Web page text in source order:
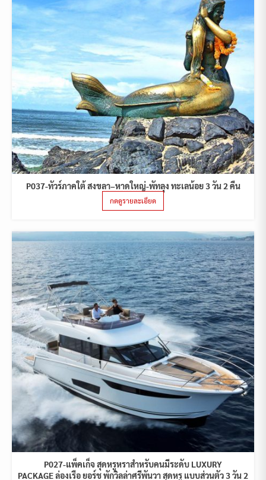
P037-ทัวร์ภาคใต้ สงขลา–หาดใหญ่-พัทลุง ทะเลน้อย 3 วัน 2 คืน
กดดูรายละเอียด
P027-แพ็คเก็จ สุดหรูหราสำหรับคนมีระดับ LUXURY
PACKAGE ล่องเรือ ยอร์ช พักวิลล่าศรีพันวา สุดหรู แบบส่วนตัว 3 วัน 2